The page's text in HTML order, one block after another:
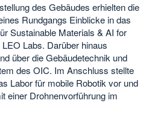
des Gebäudes erhielten die
Rundgangs Einblicke in das
Sustainable Materials & AI for
Labs. Darüber hinaus
über die Gebäudetechnik und
des OIC. Im Anschluss stellte
Labor für mobile Robotik vor und
einer Drohnenvorführung im